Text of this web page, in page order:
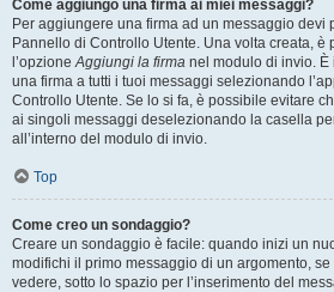
Come aggiungo una firma ai miei messaggi?
Per aggiungere una firma ad un messaggio devi
Pannello di Controllo Utente. Una volta creata, è
l’opzioneAggiungi la firma nel modulo di invio.
una firma a tutti i tuoi messaggi selezionando
Controllo Utente. Se lo si fa, è possibile evitare
ai singoli messaggi deselezionando la casella
all’interno del modulo di invio.
Top
Come creo un sondaggio?
Creare un sondaggio è facile: quando inizi un
modifichi il primo messaggio di un argomento,
vedere, sotto lo spazio per l’inserimento del